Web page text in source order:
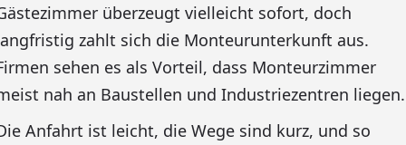
überzeugt vielleicht sofort, doch
zahlt sich die Monteurunterkunft aus.
sehen es als Vorteil, dass Monteurzimmer
nah an Baustellen und Industriezentren liegen.
Anfahrt ist leicht, die Wege sind kurz, und so